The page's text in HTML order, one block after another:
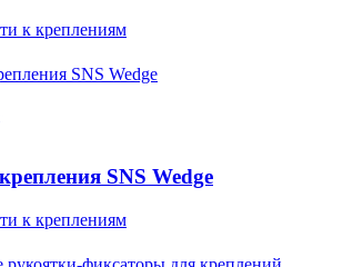
к креплениям
SNS Wedge
к креплениям